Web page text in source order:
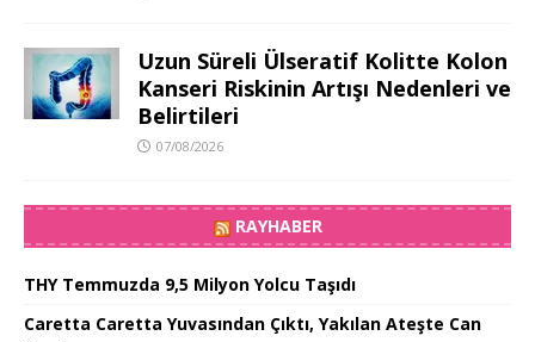
Uzun Süreli Ülseratif Kolitte Kolon
Kanseri Riskinin Artışı Nedenleri ve
Belirtileri
07/08/2026
RAYHABER
THY Temmuzda 9,5 Milyon Yolcu Taşıdı
Caretta Caretta Yuvasından Çıktı, Yakılan Ateşte Can